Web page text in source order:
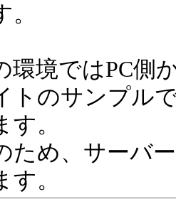
。
環境ではPC側
トのサンプル
す。
ため、サーバ
す。